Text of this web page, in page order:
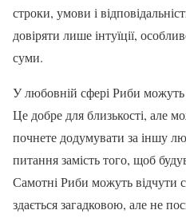
строки, умови і
довіряти лише інтуїції,
суми.
У любовній сфері Риби
Це добре для близькості, але
почнете додумувати за іншу
питання замість того, щоб
Самотні Риби можуть відчути
здається загадковою, але не